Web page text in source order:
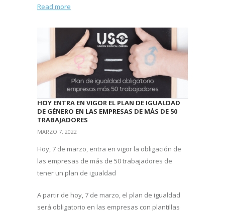
Read more
HOY ENTRA EN VIGOR EL PLAN DE IGUALDAD
DE GÉNERO EN LAS EMPRESAS DE MÁS DE 50
TRABAJADORES
MARZO 7, 2022
Hoy, 7 de marzo, entra en vigor la obligación de
las empresas de más de 50 trabajadores de
tener un plan de igualdad
A partir de hoy, 7 de marzo, el plan de igualdad
será obligatorio en las empresas con plantillas